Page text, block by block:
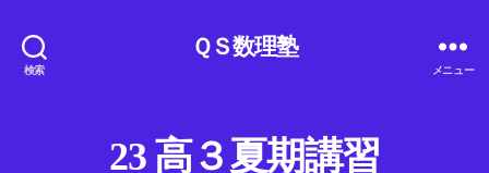
検索
ＱＳ数理塾
メニュー
23 高３夏期講習